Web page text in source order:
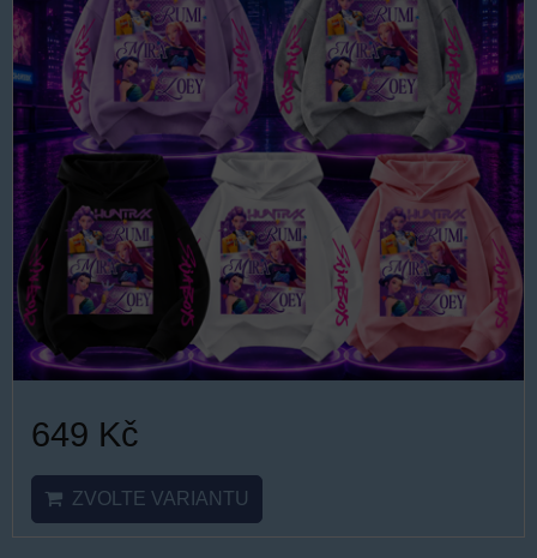
649 Kč
ZVOLTE VARIANTU